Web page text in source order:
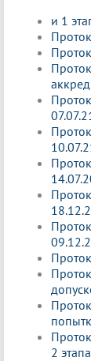
и 1
2